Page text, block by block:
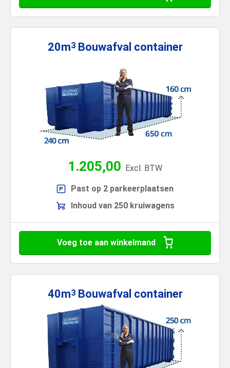
20m3 Bouwafval container
1.205,00 Excl. BTW
Past op 2 parkeerplaatsen
Inhoud van 250 kruiwagens
Voeg toe aan winkelmand
40m3 Bouwafval container